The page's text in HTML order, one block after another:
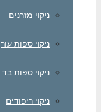
ניקוי מזרנים
ניקוי ספות עור
ניקוי ספות בד
ניקוי ריפודים